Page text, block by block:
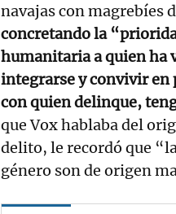
navajas con magrebíes
concretando la
humanitaria a quien ha
integrarse y convivir en
con quien delinque,
que Vox hablaba del
delito, le recordó que
género son de origen